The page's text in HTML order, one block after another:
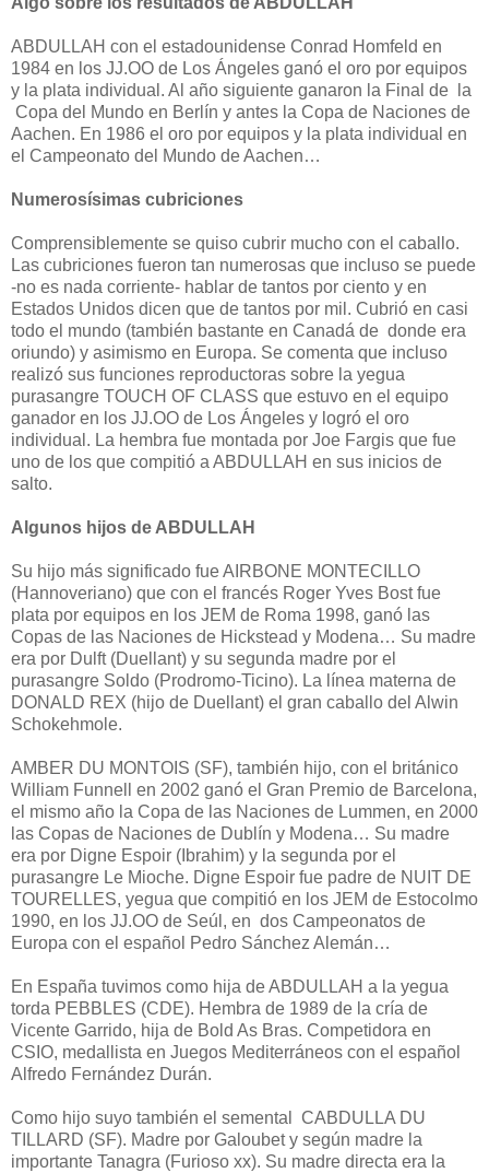
ABDULLAH con el estadounidense Conrad Homfeld en
1984 en los JJ.OO de Los Ángeles ganó el oro por equipos
y la plata individual. Al año siguiente ganaron la Final de la
Copa del Mundo en Berlín y antes la Copa de Naciones de
Aachen. En 1986 el oro por equipos y la plata individual en
el Campeonato del Mundo de Aachen…
Numerosísimas cubriciones
Comprensiblemente se quiso cubrir mucho con el caballo.
Las cubriciones fueron tan numerosas que incluso se puede
-no es nada corriente- hablar de tantos por ciento y en
Estados Unidos dicen que de tantos por mil. Cubrió en casi
todo el mundo (también bastante en Canadá de donde era
oriundo) y asimismo en Europa. Se comenta que incluso
realizó sus funciones reproductoras sobre la yegua
purasangre TOUCH OF CLASS que estuvo en el equipo
ganador en los JJ.OO de Los Ángeles y logró el oro
individual. La hembra fue montada por Joe Fargis que fue
uno de los que compitió a ABDULLAH en sus inicios de
salto.
Algunos hijos de ABDULLAH
Su hijo más significado fue AIRBONE MONTECILLO
(Hannoveriano) que con el francés Roger Yves Bost fue
plata por equipos en los JEM de Roma 1998, ganó las
Copas de las Naciones de Hickstead y Modena… Su madre
era por Dulft (Duellant) y su segunda madre por el
purasangre Soldo (Prodromo-Ticino). La línea materna de
DONALD REX (hijo de Duellant) el gran caballo del Alwin
Schokehmole.
AMBER DU MONTOIS (SF), también hijo, con el británico
William Funnell en 2002 ganó el Gran Premio de Barcelona,
el mismo año la Copa de las Naciones de Lummen, en 2000
las Copas de Naciones de Dublín y Modena… Su madre
era por Digne Espoir (Ibrahim) y la segunda por el
purasangre Le Mioche. Digne Espoir fue padre de NUIT DE
TOURELLES, yegua que compitió en los JEM de Estocolmo
1990, en los JJ.OO de Seúl, en dos Campeonatos de
Europa con el español Pedro Sánchez Alemán…
En España tuvimos como hija de ABDULLAH a la yegua
torda PEBBLES (CDE). Hembra de 1989 de la cría de
Vicente Garrido, hija de Bold As Bras. Competidora en
CSIO, medallista en Juegos Mediterráneos con el español
Alfredo Fernández Durán.
Como hijo suyo también el semental CABDULLA DU
TILLARD (SF). Madre por Galoubet y según madre la
importante Tanagra (Furioso xx). Su madre directa era la